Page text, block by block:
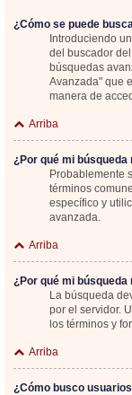
¿Cómo se puede
Introduciendo
del buscador
búsquedas
Avanzada" que
manera de
Arriba
¿Por qué mi
Probablemente
términos
específico y
avanzada.
Arriba
¿Por qué mi búsqueda
La búsqueda
por el servidor.
los términos y
Arriba
¿Cómo busco